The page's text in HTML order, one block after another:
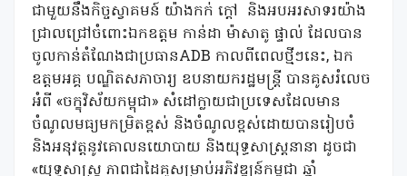
ជាមួយនឹងកិច្ចស្វាគមន៍ យ៉ាងកក់ ក្តៅ និងអបអរសាទរយ៉ាង
ជ្រាលជ្រៅចំពោះឯកឧត្តម កាន់ដា ម៉ាសាតូ ផ្ទាល់ ដែលបាន
ចូលកាន់តំណែងជាប្រធានADB កាលពីពេលថ្មីៗនេះ, ឯក
ឧត្តមអគ្គ បណ្ឌិតសភាចារ្យ ឧបនាយករដ្ឋមន្រ្តី បានគូសរំលេច
អំពី «ចក្ខុវិស័យកម្ពុជា» សំដៅក្លាយជាប្រទេសដែលមាន
ចំណូលមធ្យមកម្រិតខ្ពស់ និងចំណូលខ្ពស់ដោយបានរៀបចំ
និងអនុវត្តនូវគោលនយោបាយ និងយុទ្ធសាស្រ្តនានា ដូចជា
«យុទ្ធសាស្រ្ត ភាពជាដៃគូសម្រាប់អភិវឌ្ឍន៍កម្ពុជា ឆ្នាំ